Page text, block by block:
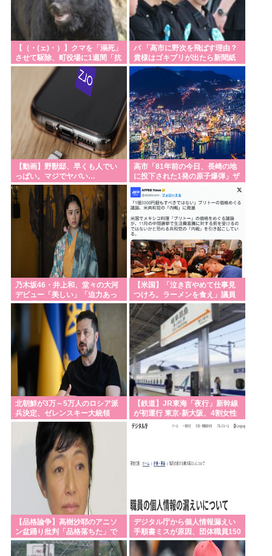
縄をとりもろす！！」
30代後半（35～39歳）の未婚男性における性交渉未
経験率（童貞率）が約26%（4人に1人）
北朝鮮が3万～5万人のロシア派兵決定 ゼレンスキー
「韓国も徴兵を寄越せ」
【ヤングケアラー】認知度、中高生7割 こども家庭庁
調査、啓発進む
コンビニや飲食店から日本人男店員が消える
トランプ「イランは経済的に破綻しているからアメ
リカの勝利」ゴールポストが大移動
台湾って国なの？？？
高市「だいたい私、自分が軍事問題の権威だってウ
ソ書いたの」
Powered by livedoor 相互RSS
【（・(ェ)・）】クマを「溺死」
させて駆除、町役場に1週間「抗
議」殺到…なぜ銃を使えなかっ
た？岩手・雫石町が明かす背景
パ 「高市に野次を飛ばす理由？
貴様はゴキブリが出たら新聞紙
で叩かないのか？」
【動画】野獣邸、早くも人でい
っぱい。マジでヤバい…
高市「81年前の今日、長崎の地
に投下された1発の原子爆弾」ザ
ハロワ「酷いね誰が落とした
の」
乃木坂46・井上和、堂々の大河
デビュー「美しい」「迫力あっ
た」 茶々役で視聴者称賛
【米国】「泣き言やめて仕事見
つけろ。ラーメンを食え」議員
らの投稿にバンス氏が猛反発…
ブリトーの価格め
北朝鮮が3万～5万人のロシア派
兵決定、ゼレンスキー大統領
「韓国が我々に協力すべき」！
【鉄道】JR東海「夜行」新幹線
が初運行 東京-新大阪、4割女性
【品格論争】高樹沙耶のアニソ
ン盆踊り批判「品格落ちた」で
大論争！過去の大麻発言にも飛
び火
デジタル庁から個人情報漏えい
手順書ミスが原因、団体職員150
人分の氏名など誤送付